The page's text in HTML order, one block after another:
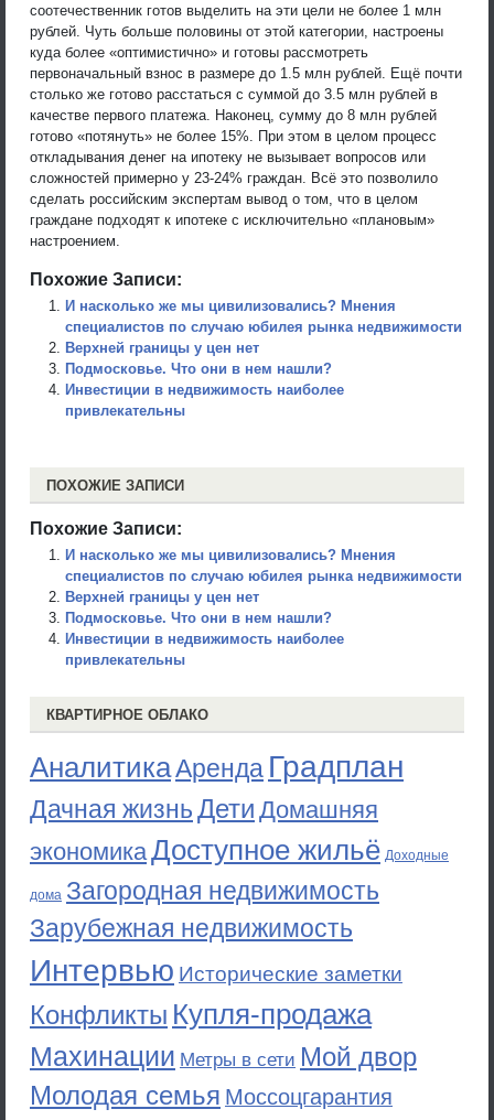
соотечественник готов выделить на эти цели не более 1 млн
рублей. Чуть больше половины от этой категории, настроены
куда более «оптимистично» и готовы рассмотреть
первоначальный взнос в размере до 1.5 млн рублей. Ещё почти
столько же готово расстаться с суммой до 3.5 млн рублей в
качестве первого платежа. Наконец, сумму до 8 млн рублей
готово «потянуть» не более 15%. При этом в целом процесс
откладывания денег на ипотеку не вызывает вопросов или
сложностей примерно у 23-24% граждан. Всё это позволило
сделать российским экспертам вывод о том, что в целом
граждане подходят к ипотеке с исключительно «плановым»
настроением.
Похожие Записи:
И насколько же мы цивилизовались? Мнения
специалистов по случаю юбилея рынка недвижимости
Верхней границы у цен нет
Подмосковье. Что они в нем нашли?
Инвестиции в недвижимость наиболее
привлекательны
ПОХОЖИЕ ЗАПИСИ
Похожие Записи:
И насколько же мы цивилизовались? Мнения
специалистов по случаю юбилея рынка недвижимости
Верхней границы у цен нет
Подмосковье. Что они в нем нашли?
Инвестиции в недвижимость наиболее
привлекательны
КВАРТИРНОЕ ОБЛАКО
АналитикаАренда Градплан
Дачная жизньДети Домашняя
экономикаДоступное жильё Доходные
дома Загородная недвижимость
Зарубежная недвижимость
Интервью Исторические заметки
Конфликты Купля-продажа
Махинации Метры в сети Мой двор
Молодая семья Моссоцгарантия